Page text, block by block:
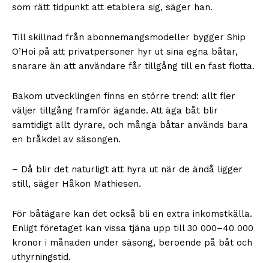
som rätt tidpunkt att etablera sig, säger han.
Till skillnad från abonnemangsmodeller bygger Ship
O’Hoi på att privatpersoner hyr ut sina egna båtar,
snarare än att användare får tillgång till en fast flotta.
Bakom utvecklingen finns en större trend: allt fler
väljer tillgång framför ägande. Att äga båt blir
samtidigt allt dyrare, och många båtar används bara
en bråkdel av säsongen.
– Då blir det naturligt att hyra ut när de ändå ligger
still, säger Håkon Mathiesen.
För båtägare kan det också bli en extra inkomstkälla.
Enligt företaget kan vissa tjäna upp till 30 000–40 000
kronor i månaden under säsong, beroende på båt och
uthyrningstid.